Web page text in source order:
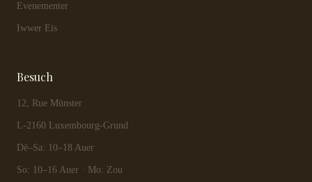
Evenementer
Iwwer Eis
Besuch
12, Rue Münster
L-2160 Luxembourg-Grund
Dë–Sa: 10–18 Auer
So: 10–16 Auer · Mo: Zou